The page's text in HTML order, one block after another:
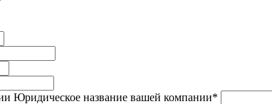
Юридическое название вашей компании*